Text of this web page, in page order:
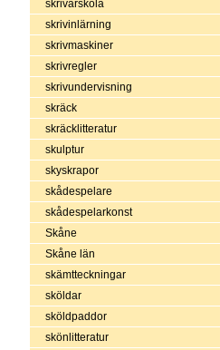
skrivarskola
skrivinlärning
skrivmaskiner
skrivregler
skrivundervisning
skräck
skräcklitteratur
skulptur
skyskrapor
skådespelare
skådespelarkonst
Skåne
Skåne län
skämtteckningar
sköldar
sköldpaddor
skönlitteratur